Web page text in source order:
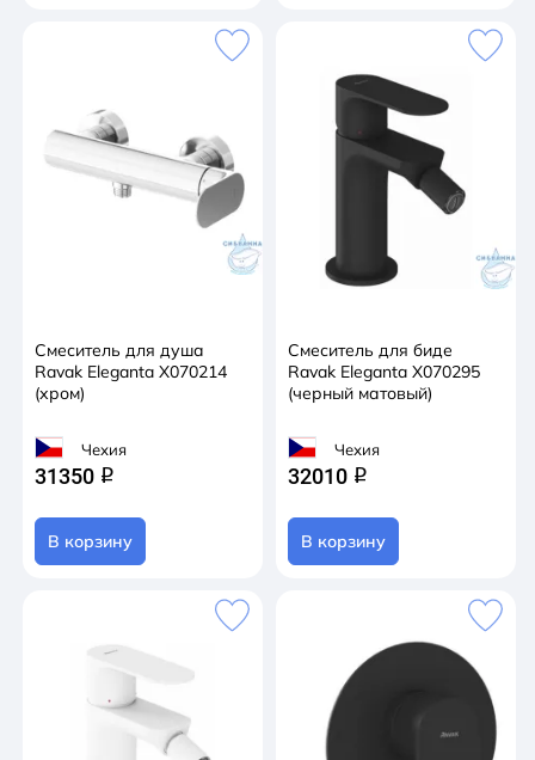
Смеситель для душа
Ravak Eleganta X070214
(хром)
Чехия
31350 q
В корзину
Смеситель для биде
Ravak Eleganta X070295
(черный матовый)
Чехия
32010 q
В корзину